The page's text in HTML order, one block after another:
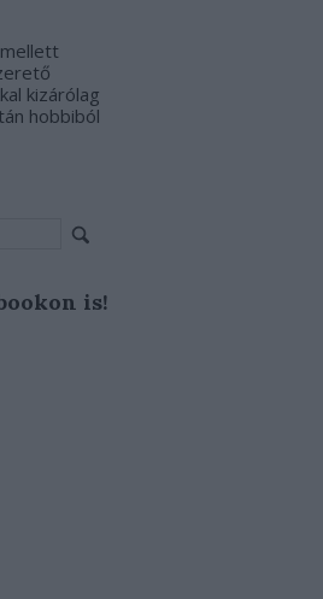
kizárólag
hobbiból
is!